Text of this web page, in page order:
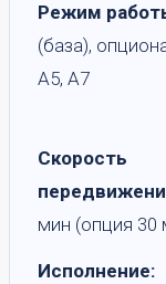
Режим
(база),
А5, А7
Скорость
мин (опция 30
Исполнение: